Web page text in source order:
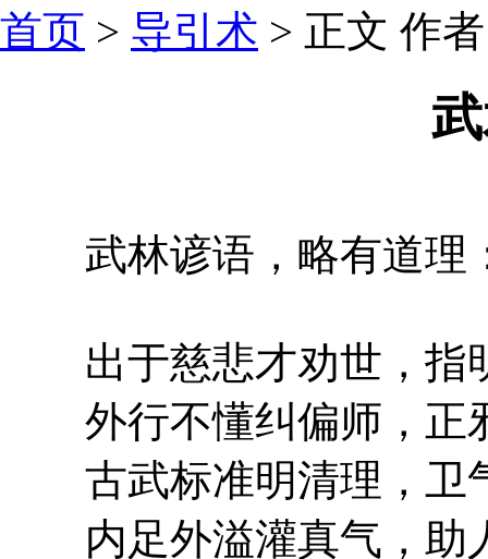
首页 > 导引术 > 正文 作
武林谚语，略有道理
出于慈悲才劝世，指
外行不懂纠偏师，正
古武标准明清理，卫
内足外溢灌真气，助